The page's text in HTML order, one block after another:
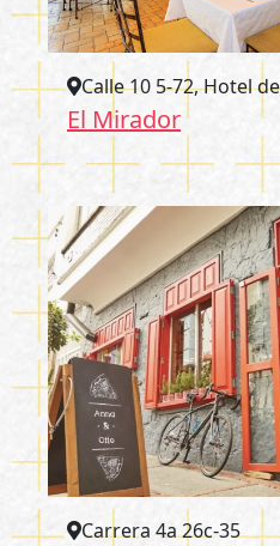
Calle 10 5-72, Hotel
El Mirador
Carrera 4a 26c-35